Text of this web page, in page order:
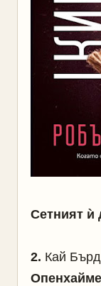
Сетният ѝ
2. Кай